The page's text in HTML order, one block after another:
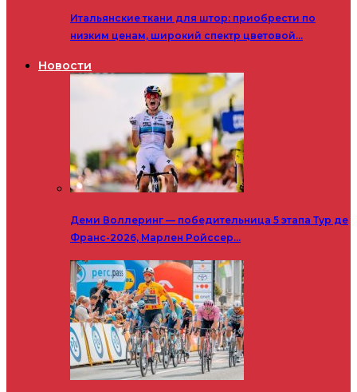
Итальянские ткани для штор: приобрести по
низким ценам, широкий спектр цветовой…
Новости
Деми Воллеринг — победительница 5 этапа Тур де
Франс-2026, Марлен Ройссер…